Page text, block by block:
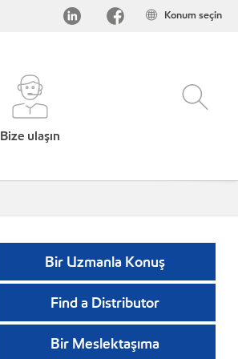
Konum seçin
Bize ulaşın
Bir Uzmanla Konuş
Find a Distributor
Bir Meslektaşıma